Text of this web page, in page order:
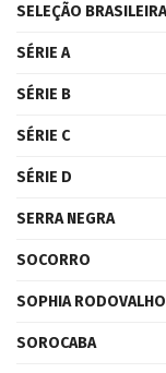
SELEÇÃO BRASILEIRA
SÉRIE A
SÉRIE B
SÉRIE C
SÉRIE D
SERRA NEGRA
SOCORRO
SOPHIA RODOVALHO
SOROCABA